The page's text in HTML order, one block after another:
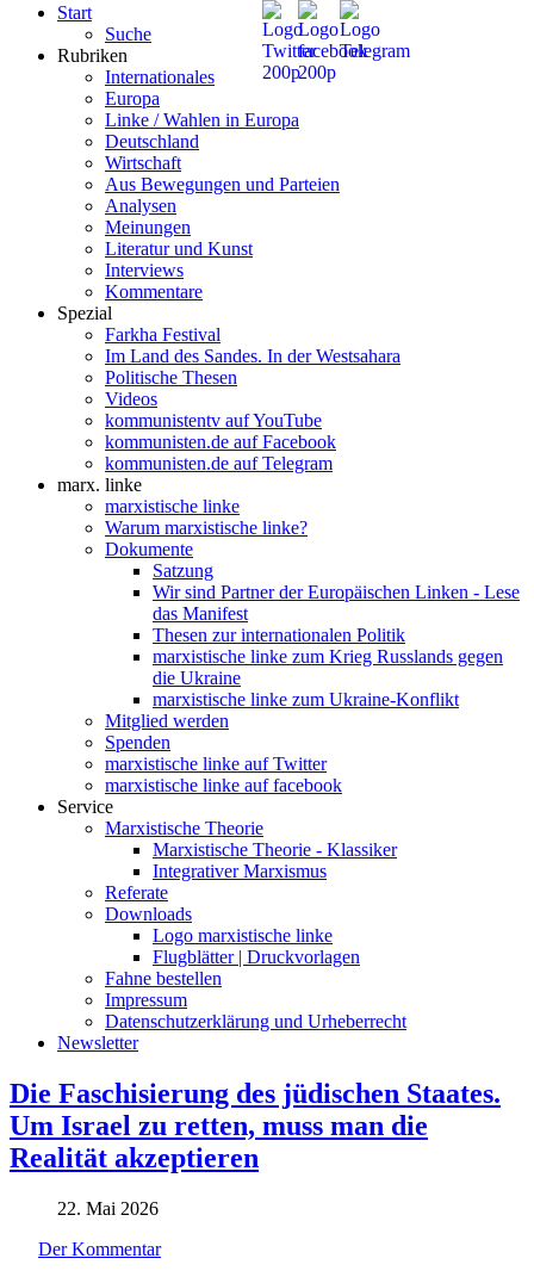
Start
Suche
Rubriken
Internationales
Europa
Linke / Wahlen in Europa
Deutschland
Wirtschaft
Aus Bewegungen und Parteien
Analysen
Meinungen
Literatur und Kunst
Interviews
Kommentare
Spezial
Farkha Festival
Im Land des Sandes. In der Westsahara
Politische Thesen
Videos
kommunistentv auf YouTube
kommunisten.de auf Facebook
kommunisten.de auf Telegram
marx. linke
marxistische linke
Warum marxistische linke?
Dokumente
Satzung
Wir sind Partner der Europäischen Linken - Lese
das Manifest
Thesen zur internationalen Politik
marxistische linke zum Krieg Russlands gegen
die Ukraine
marxistische linke zum Ukraine-Konflikt
Mitglied werden
Spenden
marxistische linke auf Twitter
marxistische linke auf facebook
Service
Marxistische Theorie
Marxistische Theorie - Klassiker
Integrativer Marxismus
Referate
Downloads
Logo marxistische linke
Flugblätter | Druckvorlagen
Fahne bestellen
Impressum
Datenschutzerklärung und Urheberrecht
Newsletter
Die Faschisierung des jüdischen Staates.
Um Israel zu retten, muss man die
Realität akzeptieren
22. Mai 2026
Der Kommentar